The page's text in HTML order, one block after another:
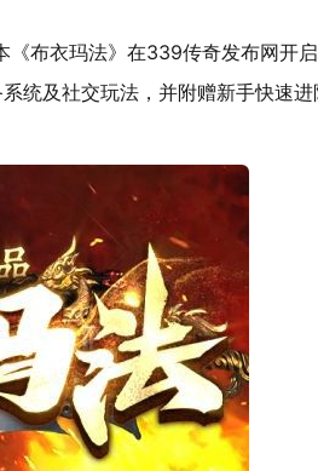
《布衣玛法》在339传奇发布网开
统及社交玩法，并附赠新手快速